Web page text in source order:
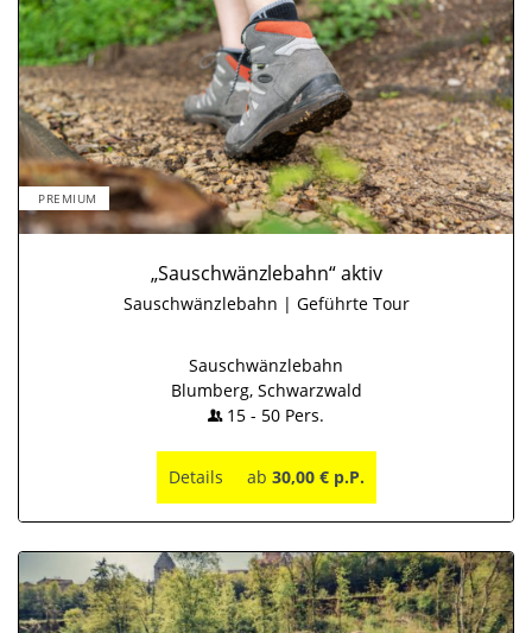
PREMIUM
„Sauschwänzlebahn“ aktiv
Sauschwänzlebahn | Geführte Tour
Sauschwänzlebahn
Blumberg, Schwarzwald
15 - 50 Pers.
Details ab 30,00 € p.P.